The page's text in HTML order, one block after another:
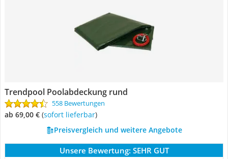
Trendpool Poolabdeckung rund
558 Bewertungen
ab 69,00 € ( Sofort lieferbar)
Preisvergleich und weitere Angebote
Unsere Bewertung: SEHR GUT